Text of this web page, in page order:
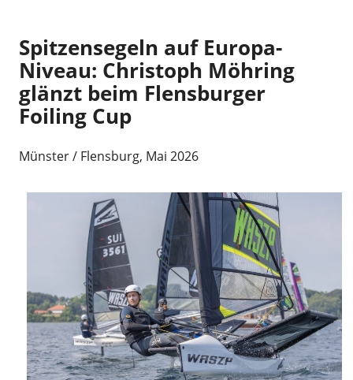
Spitzensegeln auf Europa-
Niveau: Christoph Möhring
glänzt beim Flensburger
Foiling Cup
Münster / Flensburg, Mai 2026